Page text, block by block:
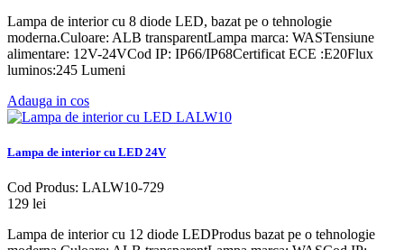
Lampa de interior cu 8 diode LED, bazat pe o tehnologie
moderna.Culoare: ALB transparentLampa marca: WASTensiune
alimentare: 12V-24VCod IP: IP66/IP68Certificat ECE :E20Flux
luminos:245 Lumeni
Adauga in cos
Lampa de interior cu LED 24V
Cod Produs: LALW10-729
129 lei
Lampa de interior cu 12 diode LEDProdus bazat pe o tehnologie